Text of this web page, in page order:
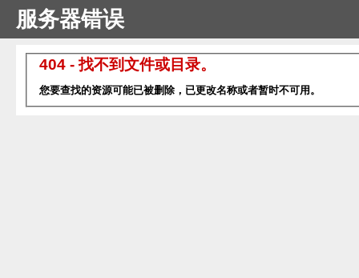
服务器错误
404 - 找不到文件或目录。
您要查找的资源可能已被删除，已更改名称或者暂时不可用。